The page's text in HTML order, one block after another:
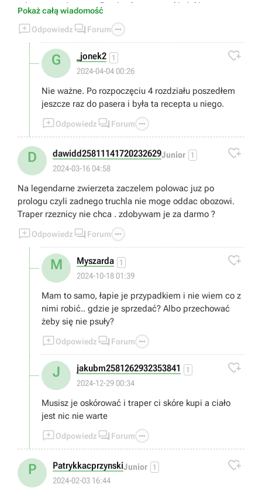
tej recepty nie mam. Przejrzałem wszystkie jakie mam w
ekwipunku i tej jednej akurat nie mam. U pasera też jej nie
ma do kupienia.
Pokaż całą wiadomość
Odpowiedz  Forum 
G _jonek2 1
2024-04-04 00:26

Nie ważne. Po rozpoczęciu 4 rozdziału poszedłem
jeszcze raz do pasera i była ta recepta u niego.
Odpowiedz  Forum 
D dawidd25811141720232629Junior 1
2024-03-16 04:58

Na legendarne zwierzeta zaczelem polowac juz po
prologu czyli zadnego truchla nie moge oddac obozowi.
Traper rzeznicy nie chca . zdobywam je za darmo ?
Odpowiedz  Forum 
M Myszarda 1
2024-10-18 01:39

Mam to samo, łapie je przypadkiem i nie wiem co z
nimi robić.. gdzie je sprzedać? Albo przechować
żeby się nie psuły?
Odpowiedz  Forum 
J jakubm2581262932353841 1
2024-12-29 00:34

Musisz je oskórować i traper ci skóre kupi a ciało
jest nic nie warte
Odpowiedz  Forum 
P PatrykkacprzynskiJunior 1
2024-02-03 16:44
